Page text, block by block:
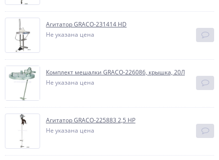
Агитатор GRACO-231414 HD
Не указана цена
Комплект мешалки GRACO-226086, крышка, 20Л
Не указана цена
Агитатор GRACO-225883 2,5 HP
Не указана цена